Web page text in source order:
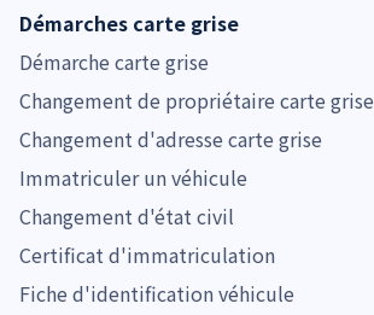
Démarches carte grise
Démarche carte grise
Changement de propriétaire carte grise
Changement d'adresse carte grise
Immatriculer un véhicule
Changement d'état civil
Certificat d'immatriculation
Fiche d'identification véhicule